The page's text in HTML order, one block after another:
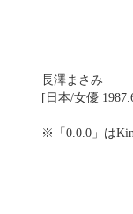
長澤まさみ
[日本/女優
※「0.0.0」は